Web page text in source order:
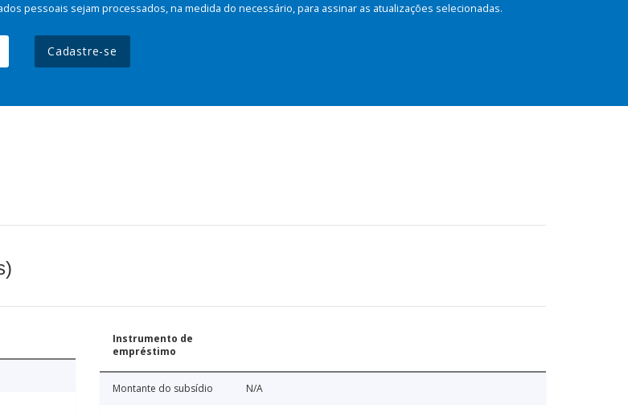
pessoais sejam processados, na medida do necessário, para assinar as atualizações selecionadas.
Cadastre-se
Instrumento de
empréstimo
Montante do subsídio N/A